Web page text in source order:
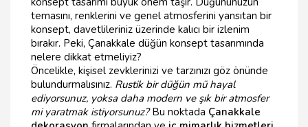
temasını, renklerini ve genel atmosferini yansıtan bir
konsept, davetlileriniz üzerinde kalıcı bir izlenim
bırakır. Peki, Çanakkale düğün konsept tasarımında
nelere dikkat etmeliyiz?
Öncelikle, kişisel zevklerinizi ve tarzınızı göz önünde
bulundurmalısınız. Rustik bir düğün mü hayal
ediyorsunuz, yoksa daha modern ve şık bir atmosfer
mi yaratmak istiyorsunuz?Bu noktada Çanakkale